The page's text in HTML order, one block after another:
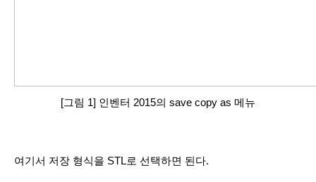
[그림 1] 인벤터 2015의 save copy as 메뉴
여기서 저장 형식을 STL로 선택하면 된다.